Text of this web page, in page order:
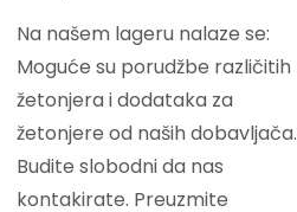
Na našem lageru nalaze se:
Moguće su porudžbe različitih
žetonjera i dodataka za
žetonjere od naših dobavljača.
Budite slobodni da nas
kontakirate. Preuzmite